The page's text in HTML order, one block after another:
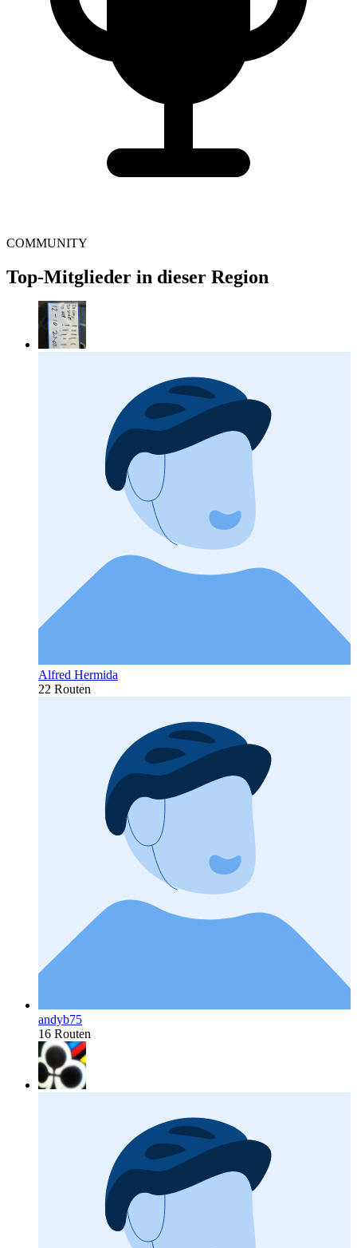
COMMUNITY
Top-Mitglieder in dieser Region
Alfred Hermida
22 Routen
andyb75
16 Routen